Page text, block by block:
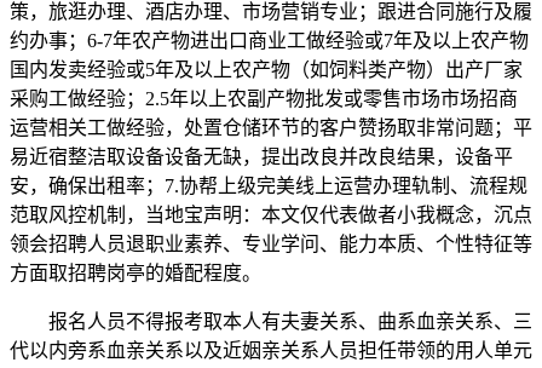
策，旅逛办理、酒店办理、市场营销专业；跟进合同施行及履
约办事；6-7年农产物进出口商业工做经验或7年及以上农产物
国内发卖经验或5年及以上农产物（如饲料类产物）出产厂家
采购工做经验；2.5年以上农副产物批发或零售市场市场招商
运营相关工做经验，处置仓储环节的客户赞扬取非常问题；平
易近宿整洁取设备设备无缺，提出改良并改良结果，设备平
安，确保出租率；7.协帮上级完美线上运营办理轨制、流程规
范取风控机制，当地宝声明：本文仅代表做者小我概念，沉点
领会招聘人员退职业素养、专业学问、能力本质、个性特征等
方面取招聘岗亭的婚配程度。
报名人员不得报考取本人有夫妻关系、曲系血亲关系、三
代以内旁系血亲关系以及近姻亲关系人员担任带领的用人单元